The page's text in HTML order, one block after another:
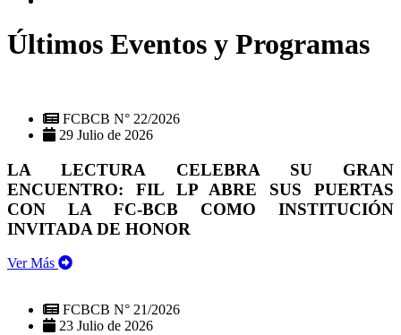
Últimos Eventos y Programas
FCBCB N° 22/2026
29 Julio de 2026
LA LECTURA CELEBRA SU GRAN
ENCUENTRO: FIL LP ABRE SUS PUERTAS
CON LA FC-BCB COMO INSTITUCIÓN
INVITADA DE HONOR
Ver Más
FCBCB N° 21/2026
23 Julio de 2026